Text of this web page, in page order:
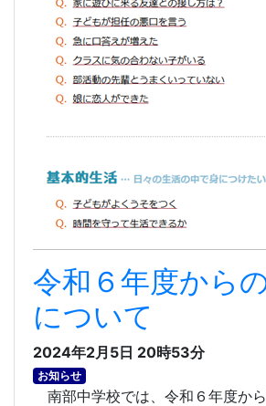
令和６年度から
について
2024年2月5日 20時53分
お知らせ
南部中学校では、令和６年度か